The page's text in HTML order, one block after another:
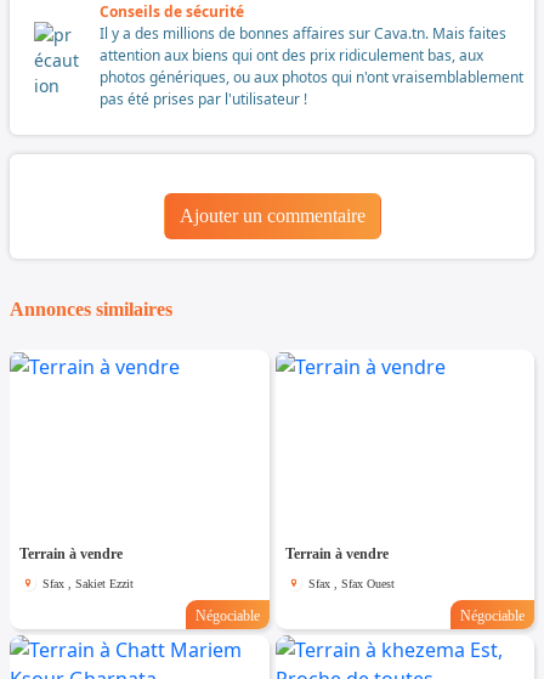
Conseils de sécurité
Il y a des millions de bonnes affaires sur Cava.tn. Mais faites
attention aux biens qui ont des prix ridiculement bas, aux
photos génériques, ou aux photos qui n'ont vraisemblablement
pas été prises par l'utilisateur !
Ajouter un commentaire
Annonces similaires
Terrain à vendre
Sfax , Sakiet Ezzit
Négociable
Terrain à vendre
Sfax , Sfax Ouest
Négociable